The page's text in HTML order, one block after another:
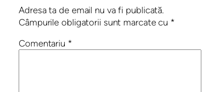
Adresa ta de email nu va fi publicată.
Câmpurile obligatorii sunt marcate cu *
Comentariu *